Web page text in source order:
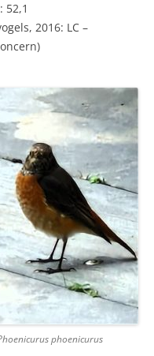
52,1
2016: LC –
phoenicurus